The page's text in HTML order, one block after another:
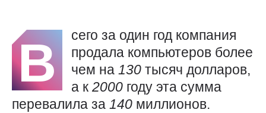
В
сего за один год компания
продала компьютеров более
чем на 130 тысяч долларов,
а к 2000 году эта сумма
перевалила за 140 миллионов.